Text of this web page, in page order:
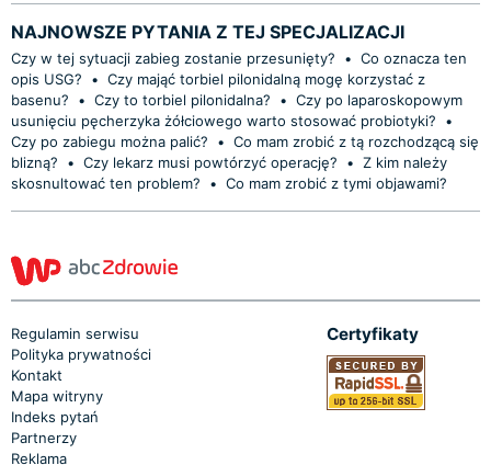
NAJNOWSZE PYTANIA Z TEJ SPECJALIZACJI
Czy w tej sytuacji zabieg zostanie przesunięty? • Co oznacza ten
opis USG?
• Czy mająć torbiel pilonidalną mogę korzystać z
basenu?
• Czy to torbiel pilonidalna? • Czy po laparoskopowym
usunięciu pęcherzyka żółciowego warto stosować probiotyki?
•
Czy po zabiegu można palić?
• Co mam zrobić z tą rozchodzącą się
blizną?
• Czy lekarz musi powtórzyć operację? • Z kim należy
skosnultować ten problem?
• Co mam zrobić z tymi objawami?
Regulamin serwisu
Polityka prywatności
Kontakt
Mapa witryny
Indeks pytań
Partnerzy
Reklama
Certyfikaty